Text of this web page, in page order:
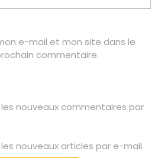
e-mail et mon site dans le
commentaire.
nouveaux commentaires par
nouveaux articles par e-mail.